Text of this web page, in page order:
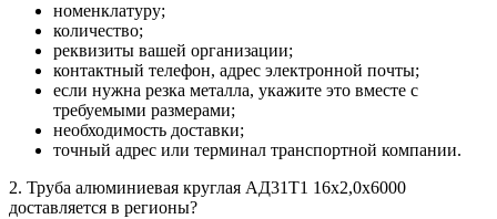
номенклатуру;
количество;
реквизиты вашей организации;
контактный телефон, адрес электронной почты;
если нужна резка металла, укажите это вместе с
требуемыми размерами;
необходимость доставки;
точный адрес или терминал транспортной компании.
2. Труба алюминиевая круглая АД31Т1 16х2,0х6000
доставляется в регионы?